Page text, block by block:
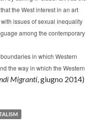
the West interest in an art
issues of sexual inequality
among the contemporary
in which Western
the way in which the Western
Migranti, giugno 2014)